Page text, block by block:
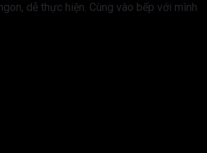
dễ thực hiện. Cùng vào bếp với mình